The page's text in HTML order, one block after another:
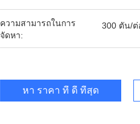
ความสามารถในการ
จัดหา:
300 ตัน/ต่
หา ราคา ที่ ดี ที่สุด